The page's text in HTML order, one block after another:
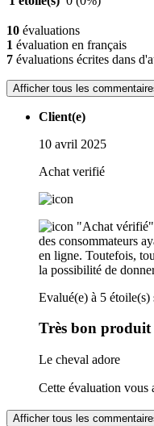
10 évaluations
1 évaluation en français
7 évaluations écrites dans
Afficher tous les
Client(e)
10 avril 2025
Achat verifié
"Achat vérifié"
des consommateurs
en ligne. Toutefois,
la possibilité de
Evalué(e) à 5 étoile(s)
Très bon produit
Le cheval adore
Cette évaluation vous
Afficher tous les